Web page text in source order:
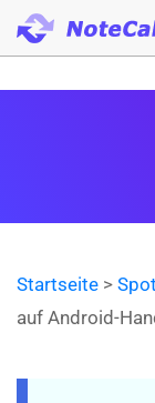
Startseite >
auf Android-